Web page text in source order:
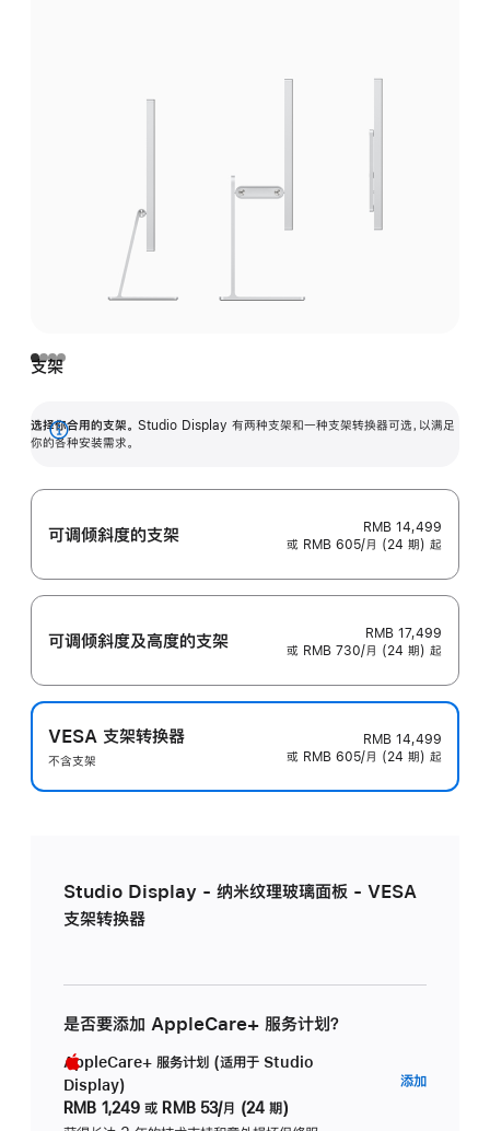
支架
选择你合用的支架。 Studio Display 有两种支架和一种支架转换器可选，以满足
你的各种安装需求。
展
可调倾斜度的支架
RMB 14,499
或 RMB 605/月 (24 期) 起
可调倾斜度及高‍度的支‍架
RMB 17,499
或 RMB 730/月 (24 期) 起
VESA 支架转换器
不含支架
RMB 14,499
或 RMB 605/月 (24 期) 起
Studio Display - 纳米纹理玻璃面板 - VESA
支架转换器
是否要添加 AppleCare+ 服务计划？
AppleCare+ 服务计划 (适用于 Studio
Display)
RMB 1,249 或 RMB 53/月 (24 期)
添加